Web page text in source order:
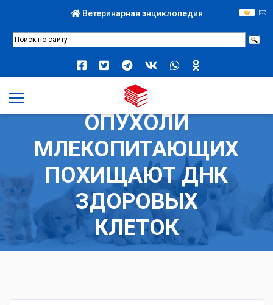
Ветеринарная энциклопедия
ТРАНСМИССИВНЫЕ
ОПУХОЛИ
МЛЕКОПИТАЮЩИХ
ПОХИЩАЮТ ДНК
ЗДОРОВЫХ
КЛЕТОК